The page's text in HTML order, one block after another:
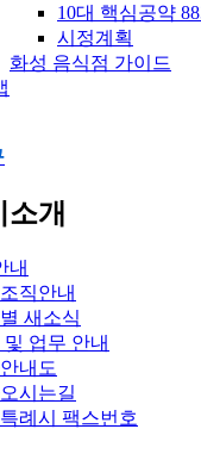
10대 핵심공약
시정계획
화성 음식점 가이드
개
내
직안내
새소식
및 업무 안내
내도
시는길
례시 팩스번호